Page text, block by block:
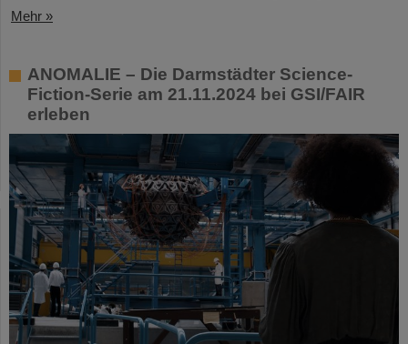
Mehr »
ANOMALIE – Die Darmstädter Science-
Fiction-Serie am 21.11.2024 bei GSI/FAIR
erleben